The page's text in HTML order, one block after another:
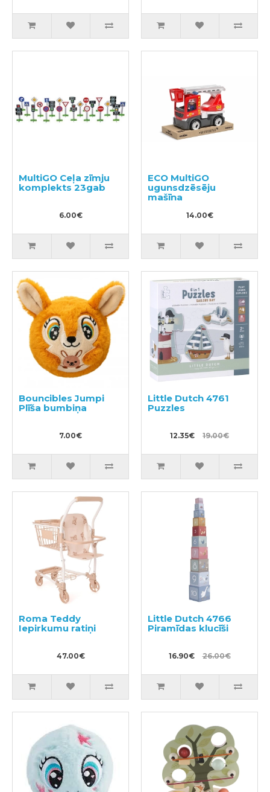
MultiGO Ceļa zīmju
komplekts 23gab
6.00€
ECO MultiGO
ugunsdzēsēju
mašīna
14.00€
Bouncibles Jumpi
Plīša bumbiņa
7.00€
Little Dutch 4761
Puzzles
12.35€ 19.00€
Roma Teddy
Iepirkumu ratiņi
47.00€
Little Dutch 4766
Piramīdas klucīši
16.90€ 26.00€